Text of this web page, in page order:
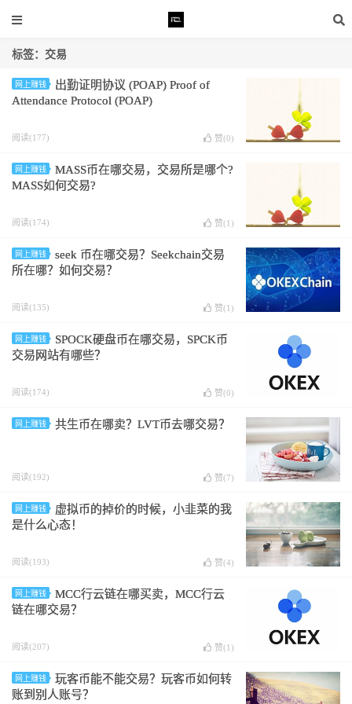
标签：交易
网上赚钱
出勤证明协议 (POAP) Proof of
Attendance Protocol (POAP)
阅读(177) 赞(0)
网上赚钱
MASS币在哪交易，交易所是哪个?
MASS如何交易?
阅读(174) 赞(1 )
网上赚钱
seek 币在哪交易？Seekchain交易
所在哪？如何交易？
阅读(135) 赞(1 )
网上赚钱
SPOCK硬盘币在哪交易，SPCK币
交易网站有哪些？
阅读(174) 赞(0)
网上赚钱 共生币在哪卖？LVT币去哪交易？
阅读(192) 赞(7)
网上赚钱
虚拟币的掉价的时候，小韭菜的我
是什么心态！
阅读(193) 赞(4)
网上赚钱
MCC行云链在哪买卖，MCC行云
链在哪交易？
阅读(207) 赞(1 )
网上赚钱
玩客币能不能交易？玩客币如何转
账到别人账号？